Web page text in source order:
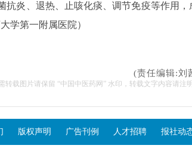
抗炎、退热、止咳化痰、调节免疫等作用，
学第一附属医院）
(责任编辑:刘
载图片请保留 “中国中医药网” 水印，转载文字内容请注明
版权声明 广告刊例 人才招聘 报社动